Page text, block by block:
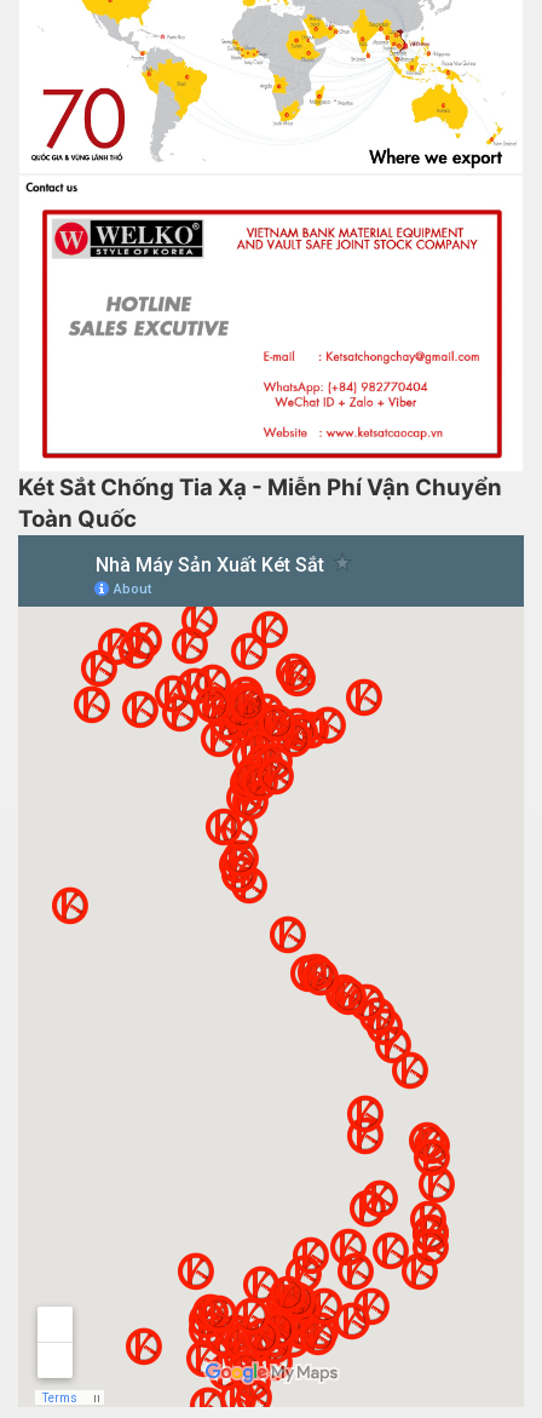
Két Sắt Chống Tia Xạ - Miễn Phí Vận Chuyển
Toàn Quốc